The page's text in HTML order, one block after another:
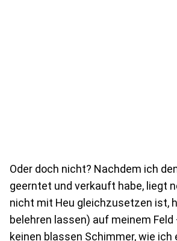
Oder doch nicht? Nachdem ich
geerntet und verkauft habe, liegt
nicht mit Heu gleichzusetzen ist,
belehren lassen) auf meinem Feld
keinen blassen Schimmer, wie ich